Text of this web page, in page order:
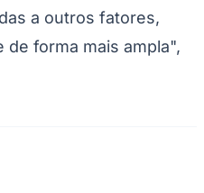
a outros fatores,
forma mais ampla",